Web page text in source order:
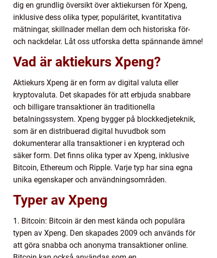
dig en grundlig översikt över aktiekursen för Xpeng,
inklusive dess olika typer, populäritet, kvantitativa
mätningar, skillnader mellan dem och historiska för-
och nackdelar. Låt oss utforska detta spännande ämne!
Vad är aktiekurs Xpeng?
Aktiekurs Xpeng är en form av digital valuta eller
kryptovaluta. Det skapades för att erbjuda snabbare
och billigare transaktioner än traditionella
betalningssystem. Xpeng bygger på blockkedjeteknik,
som är en distribuerad digital huvudbok som
dokumenterar alla transaktioner i en krypterad och
säker form. Det finns olika typer av Xpeng, inklusive
Bitcoin, Ethereum och Ripple. Varje typ har sina egna
unika egenskaper och användningsområden.
Typer av Xpeng
1. Bitcoin: Bitcoin är den mest kända och populära
typen av Xpeng. Den skapades 2009 och används för
att göra snabba och anonyma transaktioner online.